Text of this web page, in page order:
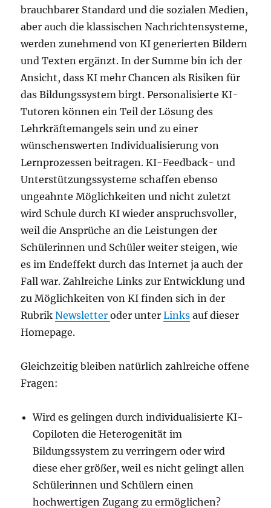
brauchbarer Standard und die sozialen Medien,
aber auch die klassischen Nachrichtensysteme,
werden zunehmend von KI generierten Bildern
und Texten ergänzt. In der Summe bin ich der
Ansicht, dass KI mehr Chancen als Risiken für
das Bildungssystem birgt. Personalisierte KI-
Tutoren können ein Teil der Lösung des
Lehrkräftemangels sein und zu einer
wünschenswerten Individualisierung von
Lernprozessen beitragen. KI-Feedback- und
Unterstützungssysteme schaffen ebenso
ungeahnte Möglichkeiten und nicht zuletzt
wird Schule durch KI wieder anspruchsvoller,
weil die Ansprüche an die Leistungen der
Schülerinnen und Schüler weiter steigen, wie
es im Endeffekt durch das Internet ja auch der
Fall war. Zahlreiche Links zur Entwicklung und
zu Möglichkeiten von KI finden sich in der
RubrikNewsletteroder unterLinks auf dieser
Homepage.
Gleichzeitig bleiben natürlich zahlreiche offene
Fragen:
Wird es gelingen durch individualisierte KI-
Copiloten die Heterogenität im
Bildungssystem zu verringern oder wird
diese eher größer, weil es nicht gelingt allen
Schülerinnen und Schülern einen
hochwertigen Zugang zu ermöglichen?